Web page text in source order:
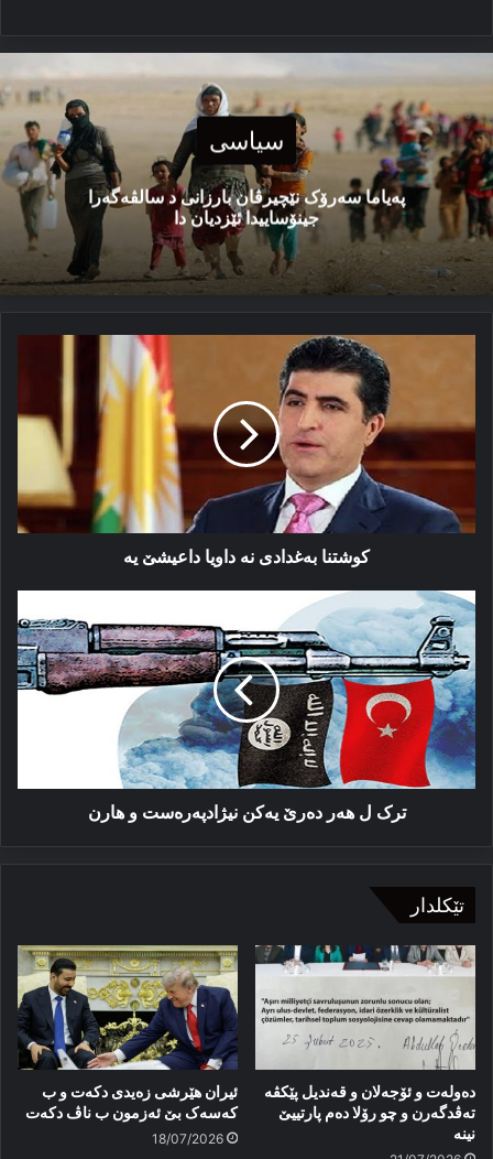
سیاسی
پەیاما سەرۆک نێچیرڤان بارزانی د سالڤەگەرا
جینۆساییدا ئێزدیان دا
کوشتنا
داعیشێ
یە
کوشتنا بەغدادی نە داویا داعیشێ یە
ترک
ل
هه‌ر
ده‌رێ
یه‌کن
نیژادپه‌ره‌ست
و
هارن
ترک ل هه‌ر ده‌رێ یه‌کن نیژادپه‌ره‌ست و هارن
تێکلدار
دەولەت و ئۆجەلان و قەندیل پێکڤە
تەڤدگەرن و چو رۆلا دەم پارتییێ
نینە
ئیران هێرشی زەیدی دکەت و ب
کەسەک بێ ئەزمون ب ناڤ دکەت
18/07/2026